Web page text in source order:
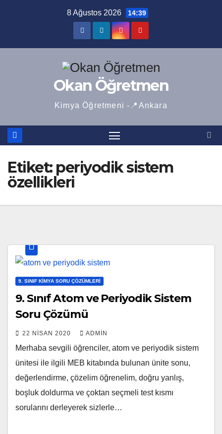
8 Ağustos 2026 14:39
Okan Öğretmen
Kimya Öğretmeni -📍Ankara
Etiket: periyodik sistem
özellikleri
9. SINIF KIMYA SORU ÇÖZÜMLERI
9. Sınıf Atom ve Periyodik Sistem
Soru Çözümü
22 NISAN 2020 ADMIN
Merhaba sevgili öğrenciler, atom ve periyodik sistem
ünitesi ile ilgili MEB kitabında bulunan ünite sonu,
değerlendirme, çözelim öğrenelim, doğru yanlış,
boşluk doldurma ve çoktan seçmeli test kısmı
sorularını derleyerek sizlerle…